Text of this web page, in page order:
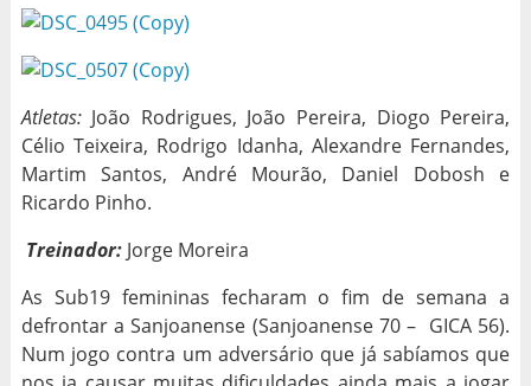
Atletas:João Rodrigues, João Pereira, Diogo Pereira,
Célio Teixeira, Rodrigo Idanha, Alexandre Fernandes,
Martim Santos, André Mourão, Daniel Dobosh e
Ricardo Pinho.
Treinador: Jorge Moreira
As Sub19 femininas fecharam o fim de semana a
defrontar a Sanjoanense (Sanjoanense 70 – GICA 56).
Num jogo contra um adversário que já sabíamos que